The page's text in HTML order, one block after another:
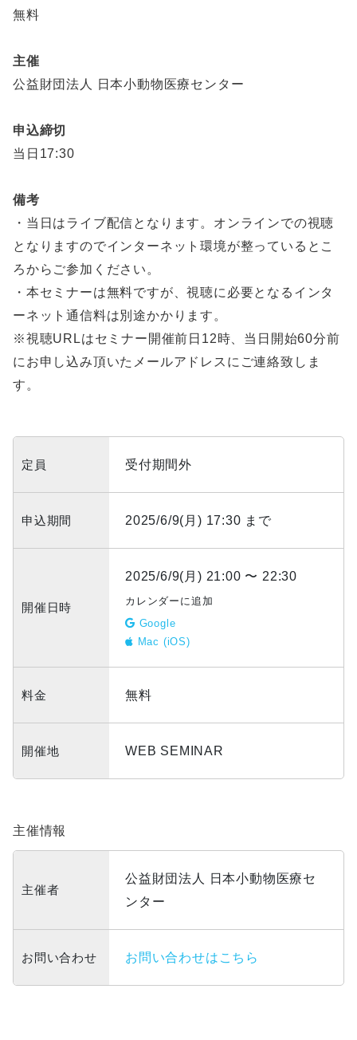
無料
主催
公益財団法人 日本小動物医療センター
申込締切
当日17:30
備考
・当日はライブ配信となります。オンラインでの視聴
となりますのでインターネット環境が整っているとこ
ろからご参加ください。
・本セミナーは無料ですが、視聴に必要となるインタ
ーネット通信料は別途かかります。
※視聴URLはセミナー開催前日12時、当日開始60分前
にお申し込み頂いたメールアドレスにご連絡致しま
す。
定員 受付期間外
申込期間 2025/6/9(月) 17:30 まで
開催日時
2025/6/9(月) 21:00 〜 22:30
カレンダーに追加
Google
Mac (iOS)
料金 無料
開催地 WEB SEMINAR
主催情報
主催者
公益財団法人 日本小動物医療セ
ンター
お問い合わせ お問い合わせはこちら